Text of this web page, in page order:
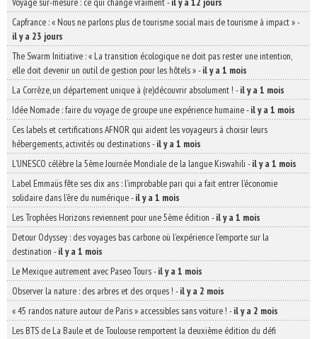
Capfrance : « Nous ne parlons plus de tourisme social mais de tourisme à impact »-
il y a 23 jours
The Swarm Initiative : « La transition écologique ne doit pas rester une intention,
elle doit devenir un outil de gestion pour les hôtels »-il y a 1 mois
La Corrèze, un département unique à (re)découvrir absolument ! -il y a 1 mois
Idée Nomade : faire du voyage de groupe une expérience humaine-il y a 1 mois
Ces labels et certifications AFNOR qui aident les voyageurs à choisir leurs
hébergements, activités ou destinations-il y a 1 mois
L’UNESCO célèbre la 5ème Journée Mondiale de la langue Kiswahili -il y a 1 mois
Label Emmaüs fête ses dix ans : l’improbable pari qui a fait entrer l’économie
solidaire dans l’ère du numérique-il y a 1 mois
Les Trophées Horizons reviennent pour une 5ème édition -il y a 1 mois
Detour Odyssey : des voyages bas carbone où l’expérience l’emporte sur la
destination -il y a 1 mois
Le Mexique autrement avec Paseo Tours-il y a 1 mois
Observer la nature : des arbres et des orques ! -il y a 2 mois
« 45 randos nature autour de Paris » accessibles sans voiture ! -il y a 2 mois
Les BTS de La Baule et de Toulouse remportent la deuxième édition du défi